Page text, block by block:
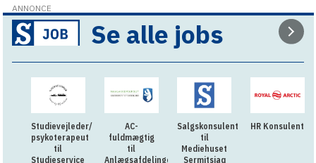
ANNONCE
Se alle jobs
Studievejleder/
psykoterapeut
til
Studieservice
AC-
fuldmægtig
til
Anlægsafdelingen
Salgskonsulent
til
Mediehuset
Sermitsiaq
HR Konsulent